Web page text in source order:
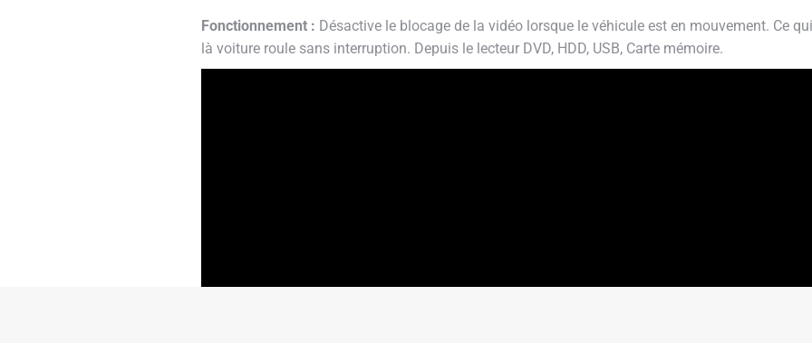
Fonctionnement : Désactive le blocage de la vidéo lorsque le véhicule est en mouvement. Ce
là voiture roule sans interruption. Depuis le lecteur DVD, HDD, USB, Carte mémoire.